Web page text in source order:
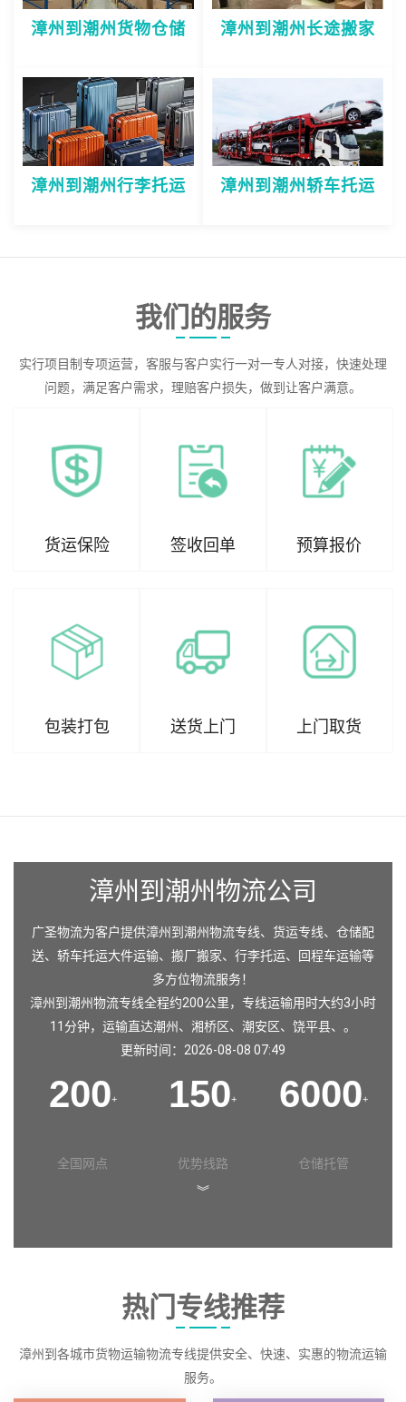
漳州到潮州货物仓储 漳州到潮州长途搬家
漳州到潮州行李托运 漳州到潮州轿车托运
我们的服务
实行项目制专项运营，客服与客户实行一对一专人对接，快速处理
问题，满足客户需求，理赔客户损失，做到让客户满意。
货运保险 签收回单 预算报价
包装打包 送货上门 上门取货
漳州到潮州物流公司
广圣物流为客户提供漳州到潮州物流专线、货运专线、仓储配
送、轿车托运大件运输、搬厂搬家、行李托运、回程车运输等
多方位物流服务！
漳州到潮州物流专线全程约200公里，专线运输用时大约3小时
11分钟，运输直达潮州 、 湘桥区、 潮安区、 饶平县、。
更新时间：2026-08-08 07:49
200+
全国网点
150+
优势线路
6000+
仓储托管
︾
热门专线推荐
漳州到各城市货物运输物流专线提供安全、快速、实惠的物流运输
服务。